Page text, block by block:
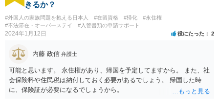
きるか？
#外国人の家族問題を抱える日本人 #在留資格 #帰化
#永住権
#不法滞在・オーバーステイ
#入管書類の申請サポート
2024年1月12日 役にたった 2
内藤 政信 弁護士
可能と思います。 永住権があり、帰国を予定してますから。 また、社
会保険料や住民税は納付しておく必要があるでしょう。 帰国した時
に、保険証が必要になるでしょうから。